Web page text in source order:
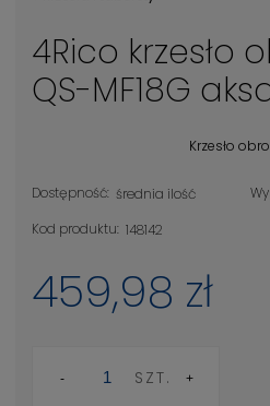
4Rico krzesło
QS-MF18G
Krzesło
Dostępność: średnia ilość
Kod produktu: 148142
459,98 zł
SZT.